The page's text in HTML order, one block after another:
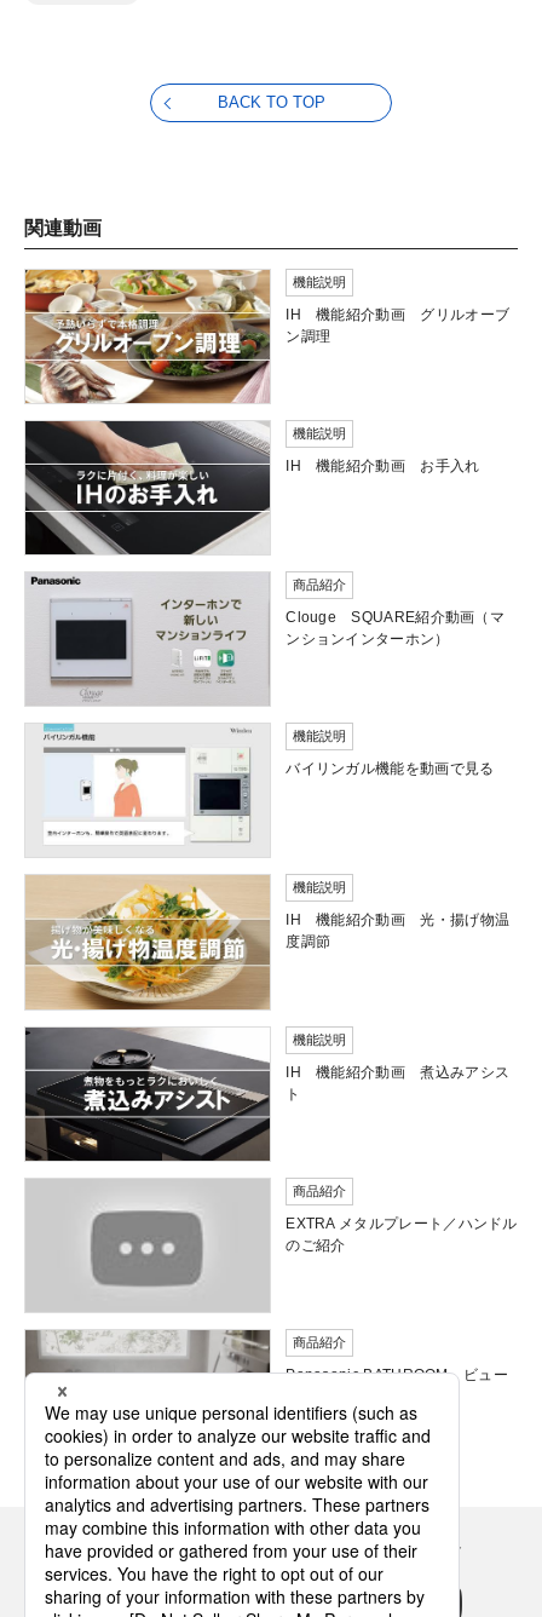
BACK TO TOP
関連動画
機能説明
IH 機能紹介動画 グリルオーブ
ン調理
機能説明
IH 機能紹介動画 お手入れ
商品紹介
Clouge SQUARE紹介動画（マ
ンションインターホン）
機能説明
バイリンガル機能を動画で見る
機能説明
IH 機能紹介動画 光・揚げ物温
度調節
機能説明
IH 機能紹介動画 煮込みアシス
ト
商品紹介
EXTRA メタルプレート／ハンドル
のご紹介
商品紹介
Panasonic BATHROOM ビュー
Panasonicの住まい・くらし SNSアカウント